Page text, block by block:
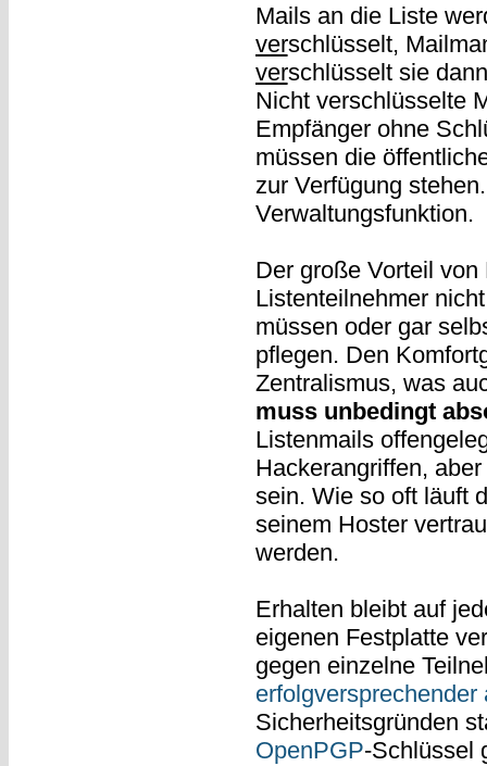
Mails an die Liste
verschlüsselt,
verschlüsselt sie
Nicht verschlüsselte
Empfänger ohne
müssen die
zur Verfügung
Verwaltungsfunktion.
Der große Vorteil
Listenteilnehmer
müssen oder gar
pflegen. Den
Zentralismus, was
muss unbedingt
Listenmails
Hackerangriffen,
sein. Wie so oft läuft
seinem Hoster
werden.
Erhalten bleibt auf
eigenen Festplatte
gegen einzelne
erfolgversprechender
Sicherheitsgründen
OpenPGP-Schlüssel